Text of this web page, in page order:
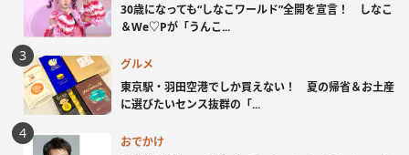
30歳になっても“しなこワールド”全開を宣言！ しなこ
＆We♡Pが「うんこ...
グルメ
東京駅・羽田空港でしか買えない！ 夏の帰省＆お土産
に選びたいセンス抜群の「...
おでかけ